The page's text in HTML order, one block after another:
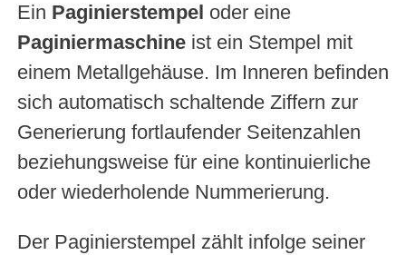
Ein Paginierstempel oder eine
Paginiermaschineist ein Stempel mit
einem Metallgehäuse. Im Inneren befinden
sich automatisch schaltende Ziffern zur
Generierung fortlaufender Seitenzahlen
beziehungsweise für eine kontinuierliche
oder wiederholende Nummerierung.
Der Paginierstempel zählt infolge seiner